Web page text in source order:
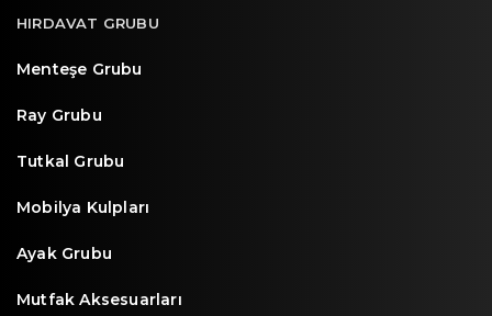
HIRDAVAT GRUBU
Menteşe Grubu
Ray Grubu
Tutkal Grubu
Mobilya Kulpları
Ayak Grubu
Mutfak Aksesuarları